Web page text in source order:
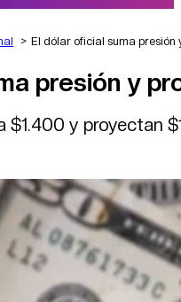
El dólar oficial suma
presión y
$1.400 y proyectan